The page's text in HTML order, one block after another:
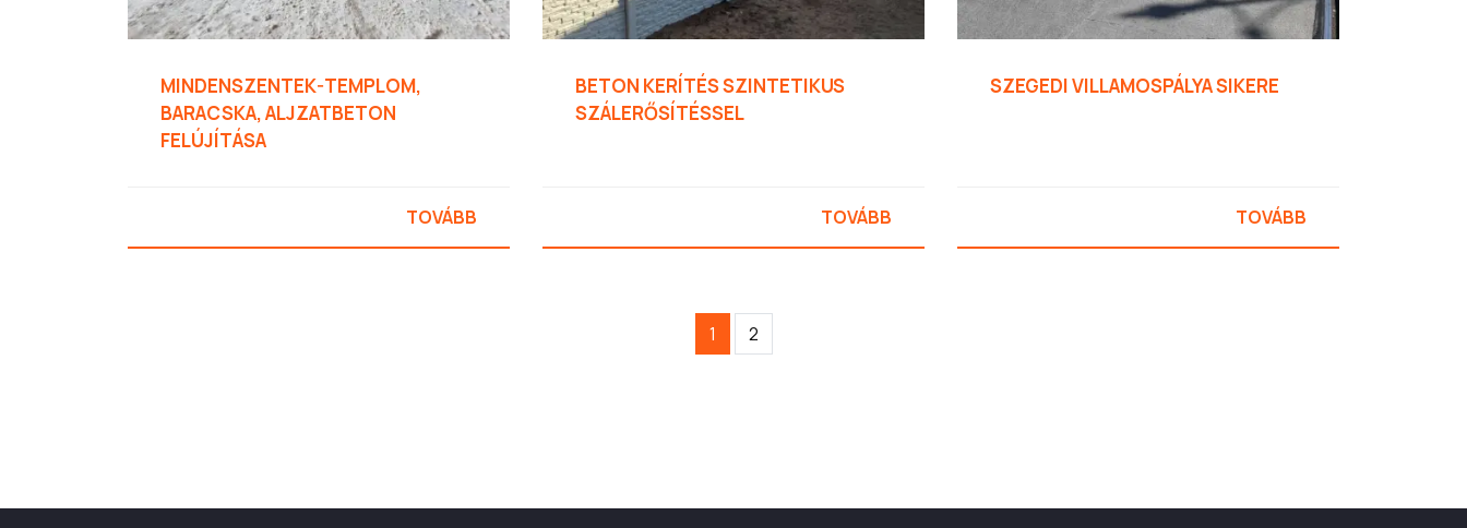
MINDENSZENTEK-TEMPLOM,
BARACSKA, ALJZATBETON
FELÚJÍTÁSA
TOVÁBB
BETON KERÍTÉS SZINTETIKUS
SZÁLERŐSÍTÉSSEL
TOVÁBB
SZEGEDI VILLAMOSPÁLYA SIKERE
TOVÁBB
1 2